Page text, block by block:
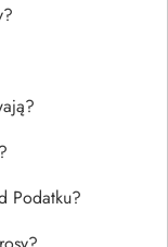
Podatku?